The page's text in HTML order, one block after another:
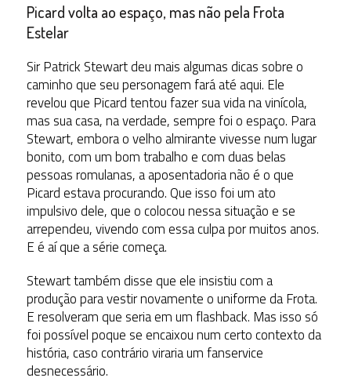
Picard volta ao espaço, mas não pela Frota
Estelar
Sir Patrick Stewart deu mais algumas dicas sobre o
caminho que seu personagem fará até aqui. Ele
revelou que Picard tentou fazer sua vida na vinícola,
mas sua casa, na verdade, sempre foi o espaço. Para
Stewart, embora o velho almirante vivesse num lugar
bonito, com um bom trabalho e com duas belas
pessoas romulanas, a aposentadoria não é o que
Picard estava procurando. Que isso foi um ato
impulsivo dele, que o colocou nessa situação e se
arrependeu, vivendo com essa culpa por muitos anos.
E é aí que a série começa.
Stewart também disse que ele insistiu com a
produção para vestir novamente o uniforme da Frota.
E resolveram que seria em um flashback. Mas isso só
foi possível poque se encaixou num certo contexto da
história, caso contrário viraria um fanservice
desnecessário.